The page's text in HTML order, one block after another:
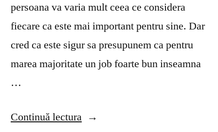
persoana va varia mult ceea ce considera
fiecare ca este mai important pentru sine. Dar
cred ca este sigur sa presupunem ca pentru
marea majoritate un job foarte bun inseamna
…
Continuă lectura„Ce